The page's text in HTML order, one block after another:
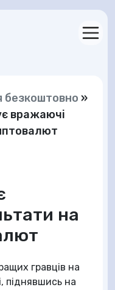
безкоштовно »
вражаючі
на
гравців на
піднявшись на